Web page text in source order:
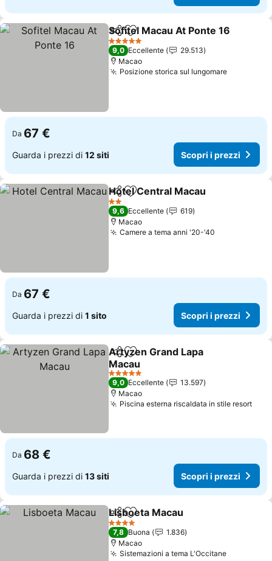
CondividiAggiungi ai preferiti
Sofitel Macau At Ponte 16
5 Stelle
9,0 Eccellente
29.513
Macao
Posizione storica sul lungomare
Da 67 €
Guarda i prezzi di 12 siti Scopri i prezzi
CondividiAggiungi ai preferiti
Hotel Central Macau
2 Stelle
9,6 Eccellente
619
Macao
Camere a tema anni '20-'40
Da 67 €
Guarda i prezzi di 1 sito Scopri i prezzi
CondividiAggiungi ai preferiti
Artyzen Grand Lapa
Macau
5 Stelle
9,0 Eccellente
13.597
Macao
Piscina esterna riscaldata in stile resort
Da 68 €
Guarda i prezzi di 13 siti Scopri i prezzi
CondividiAggiungi ai preferiti
Lisboeta Macau
4 Stelle
7,8 Buona
1.836
Macao
Sistemazioni a tema L'Occitane